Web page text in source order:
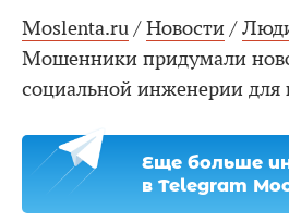
Moslenta.ru / Новости /
Мошенники придумали
социальной инженерии для
Еще больше
в Telegram